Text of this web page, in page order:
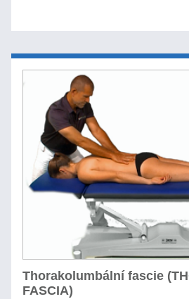
Thorakolumbální fascie
FASCIA)